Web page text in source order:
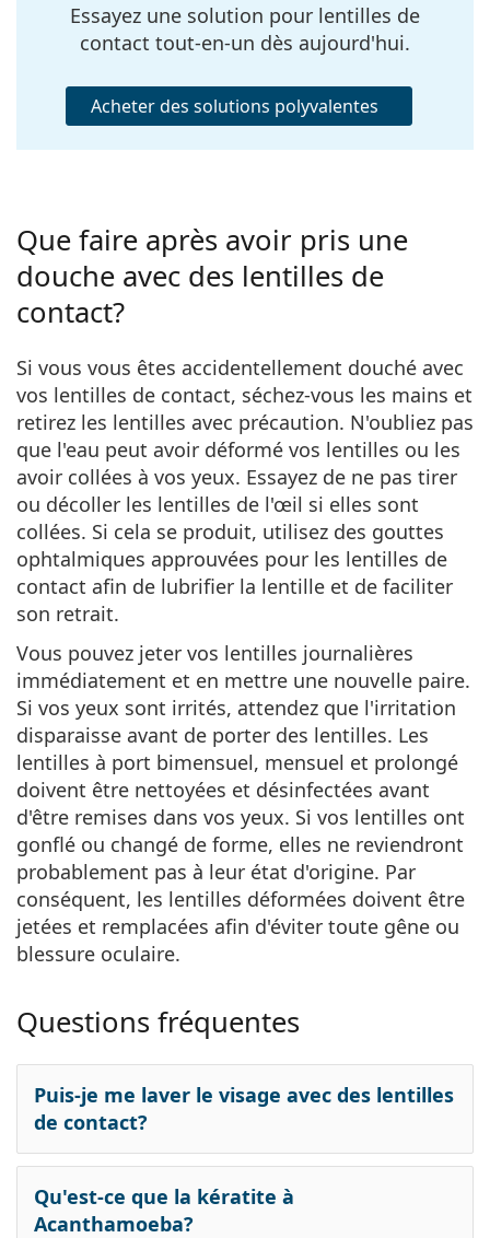
Essayez une solution pour lentilles de
contact tout-en-un dès aujourd'hui.
Acheter des solutions polyvalentes
Que faire après avoir pris une
douche avec des lentilles de
contact?
Si vous vous êtes accidentellement douché avec
vos lentilles de contact, séchez-vous les mains et
retirez les lentilles avec précaution. N'oubliez pas
que l'eau peut avoir déformé vos lentilles ou les
avoir collées à vos yeux. Essayez de ne pas tirer
ou décoller les lentilles de l'œil si elles sont
collées. Si cela se produit, utilisez des gouttes
ophtalmiques approuvées pour les lentilles de
contact afin de lubrifier la lentille et de faciliter
son retrait.
Vous pouvez jeter vos lentilles journalières
immédiatement et en mettre une nouvelle paire.
Si vos yeux sont irrités, attendez que l'irritation
disparaisse avant de porter des lentilles. Les
lentilles à port bimensuel, mensuel et prolongé
doivent être nettoyées et désinfectées avant
d'être remises dans vos yeux. Si vos lentilles ont
gonflé ou changé de forme, elles ne reviendront
probablement pas à leur état d'origine. Par
conséquent, les lentilles déformées doivent être
jetées et remplacées afin d'éviter toute gêne ou
blessure oculaire.
Questions fréquentes
Puis-je me laver le visage avec des lentilles
de contact?
Qu'est-ce que la kératite à
Acanthamoeba?